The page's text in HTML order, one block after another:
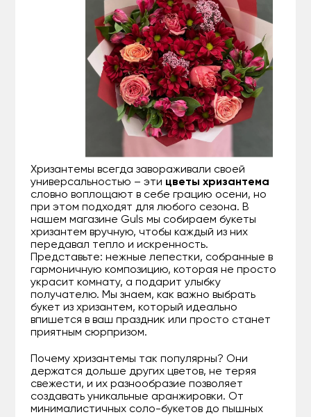
Хризантемы всегда завораживали своей
универсальностью – эти цветы хризантема
словно воплощают в себе грацию осени, но
при этом подходят для любого сезона. В
нашем магазине Guls мы собираем букеты
хризантем вручную, чтобы каждый из них
передавал тепло и искренность.
Представьте: нежные лепестки, собранные в
гармоничную композицию, которая не просто
украсит комнату, а подарит улыбку
получателю. Мы знаем, как важно выбрать
букет из хризантем, который идеально
впишется в ваш праздник или просто станет
приятным сюрпризом.
Почему хризантемы так популярны? Они
держатся дольше других цветов, не теряя
свежести, и их разнообразие позволяет
создавать уникальные аранжировки. От
минималистичных соло-букетов до пышных